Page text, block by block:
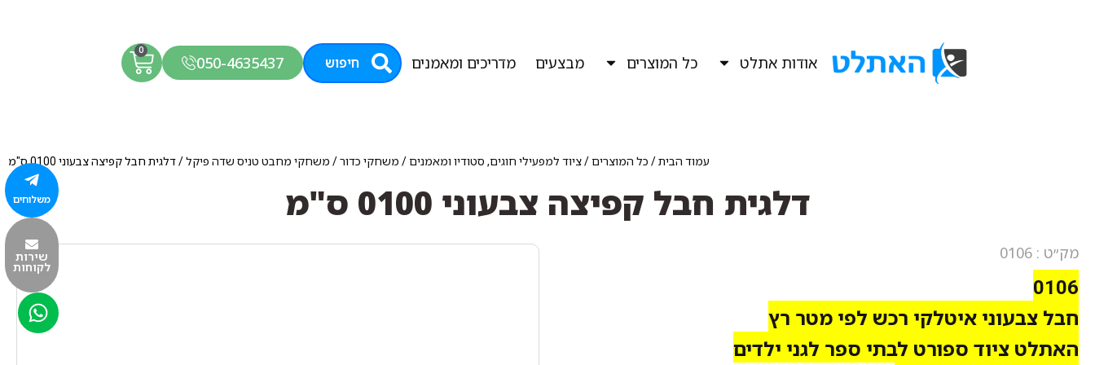
אודות אתלט כל המוצרים מבצעים מדריכים ומאמנים חיפוש 050-4635437
0
עמוד הבית/ כל המוצרים /ציוד למפעילי חוגים, סטודיו ומאמנים / משחקי כדור/ משחקי מחבט טניס שדה פיקל/ דלגית חבל קפיצה צבעוני 0100 ס"מ
דלגית חבל קפיצה צבעוני 0100 ס"מ
מק״ט : 0106
0106
חבל צבעוני איטלקי רכש לפי מטר רץ
האתלט ציוד ספורט לבתי ספר לגני ילדים
משלוחים
שירות
לקוחות